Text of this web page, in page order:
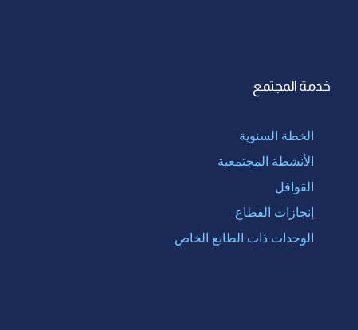
خدمة المجتمع
الخطة السنوية
الأنشطة المجتمعية
القوافل
إنجازات القطاع
الوحدات ذات الطابع الخاص